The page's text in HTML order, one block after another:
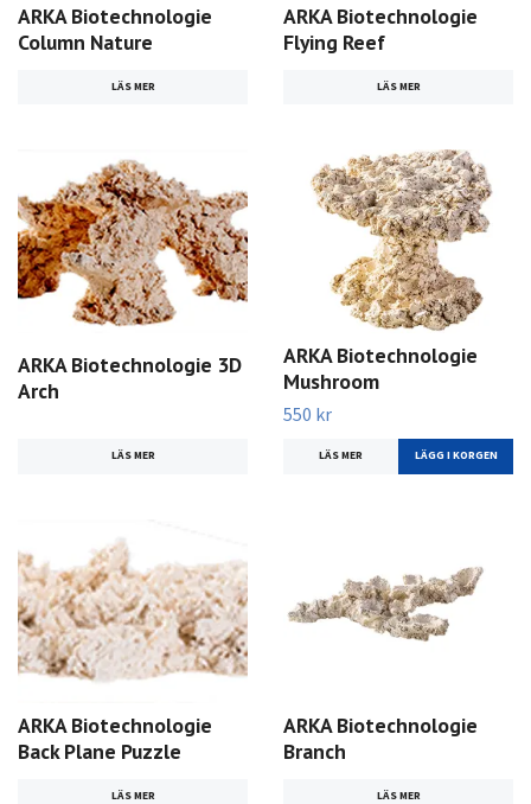
ARKA Biotechnologie
Column Nature
LÄS MER
ARKA Biotechnologie
Flying Reef
LÄS MER
ARKA Biotechnologie 3D
Arch
LÄS MER
ARKA Biotechnologie
Mushroom
550 kr
LÄS MER LÄGG I KORGEN
ARKA Biotechnologie
Back Plane Puzzle
LÄS MER
ARKA Biotechnologie
Branch
LÄS MER